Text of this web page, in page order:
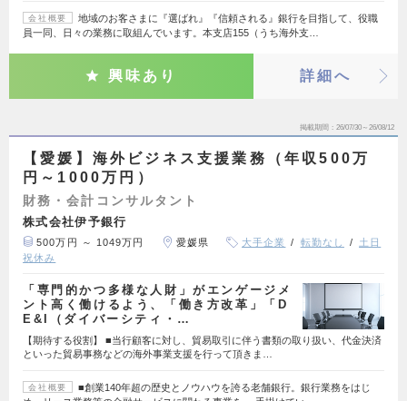
会社概要
地域のお客さまに『選ばれ』『信頼される』銀行を目指して、役職
員一同、日々の業務に取組んでいます。本支店155（うち海外支…
興味あり 詳細へ
掲載期間 26/07/30～26/08/12
【愛媛】海外ビジネス支援業務（年収500万
円～1000万円）
財務・会計コンサルタント
株式会社伊予銀行
500万円 ～ 1049万円 愛媛県 大手企業 転勤なし
土日
祝休み
「専門的かつ多様な人財」がエンゲージメ
ント高く働けるよう、「働き方改革」「D
E&I（ダイバーシティ・…
【期待する役割】 ■当行顧客に対し、貿易取引に伴う書類の取り扱い、代金決済
といった貿易事務などの海外事業支援を行って頂きま…
会社概要
■創業140年超の歴史とノウハウを誇る老舗銀行。銀行業務をはじ